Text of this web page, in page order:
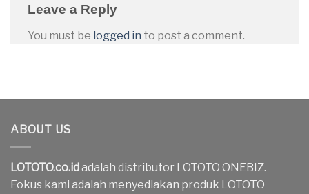
Leave a Reply
You must be logged in to post a comment.
ABOUT US
LOTOTO.co.idadalah distributor LOTOTO ONEBIZ.
Fokus kami adalah menyediakan produk LOTOTO